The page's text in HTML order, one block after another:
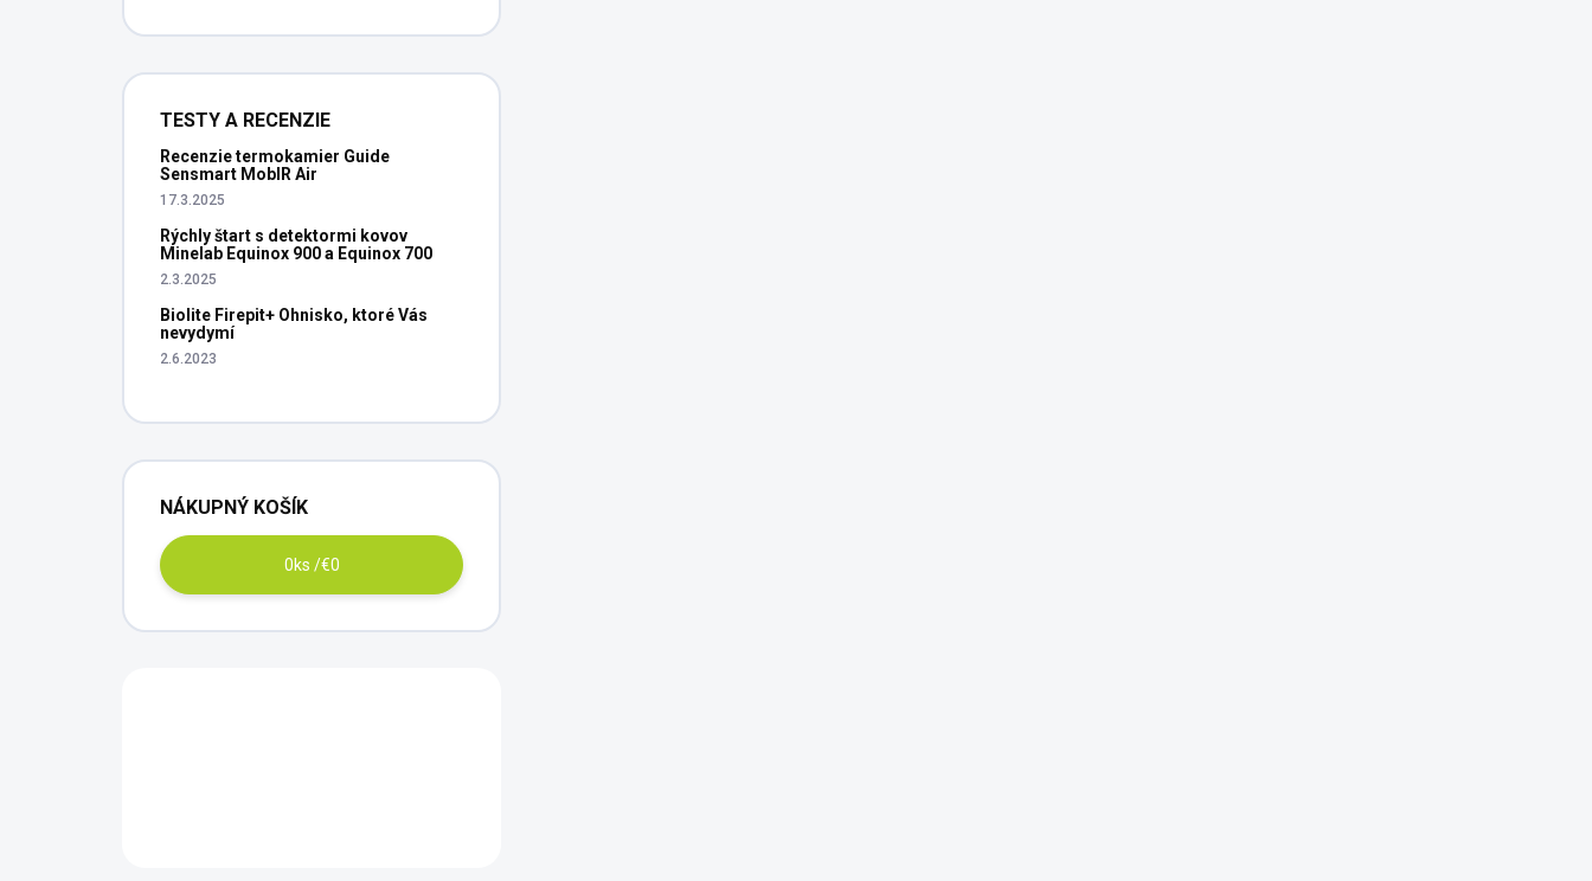
TESTY A RECENZIE
Recenzie termokamier Guide
Sensmart MobIR Air
17.3.2025
Rýchly štart s detektormi kovov
Minelab Equinox 900 a Equinox 700
2.3.2025
Biolite Firepit+ Ohnisko, ktoré Vás
nevydymí
2.6.2023
NÁKUPNÝ KOŠÍK
0ks /€0